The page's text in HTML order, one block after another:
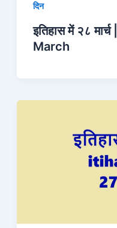
दिन
इतिहास में २८
March